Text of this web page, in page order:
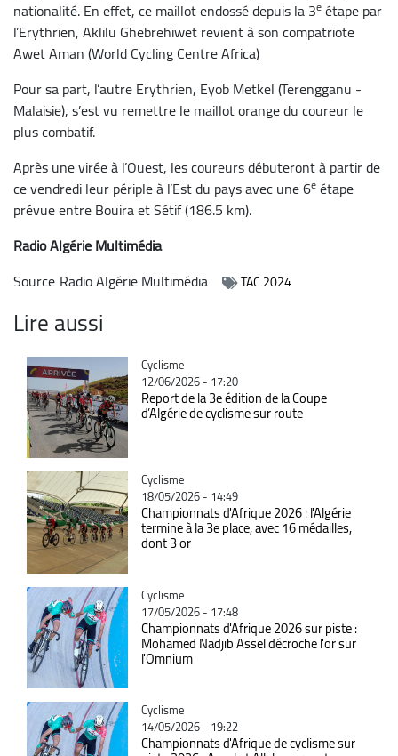
nationalité. En effet, ce maillot endossé depuis la 3eétape par
l’Erythrien, Aklilu Ghebrehiwet revient à son compatriote
Awet Aman (World Cycling Centre Africa)
Pour sa part, l’autre Erythrien, Eyob Metkel (Terengganu -
Malaisie), s’est vu remettre le maillot orange du coureur le
plus combatif.
Après une virée à l’Ouest, les coureurs débuteront à partir de
ce vendredi leur périple à l’Est du pays avec une 6eétape
prévue entre Bouira et Sétif (186.5 km).
Radio Algérie Multimédia
Source Radio Algérie Multimédia TAC 2024
Lire aussi
Catégorie
Cyclisme
12/06/2026 - 17:20
Report de la 3e édition de la Coupe
d’Algérie de cyclisme sur route
Catégorie
Cyclisme
18/05/2026 - 14:49
Championnats d'Afrique 2026 : l'Algérie
termine à la 3e place, avec 16 médailles,
dont 3 or
Catégorie
Cyclisme
17/05/2026 - 17:48
Championnats d'Afrique 2026 sur piste :
Mohamed Nadjib Assel décroche l'or sur
l'Omnium
Catégorie
Cyclisme
14/05/2026 - 19:22
Championnats d'Afrique de cyclisme sur